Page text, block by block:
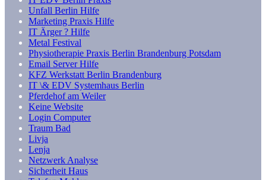
Unfall Berlin Hilfe
Marketing Praxis Hilfe
IT Ärger ? Hilfe
Metal Festival
Physiotherapie Praxis Berlin Brandenburg Potsdam
Email Server Hilfe
KFZ Werkstatt Berlin Brandenburg
IT \& EDV Systemhaus Berlin
Pferdehof am Weiler
Keine Website
Login Computer
Traum Bad
Livja
Lenja
Netzwerk Analyse
Sicherheit Haus